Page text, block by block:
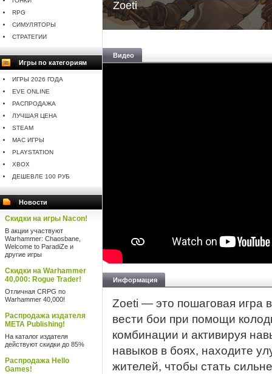
RPG
СИМУЛЯТОРЫ
СТРАТЕГИИ
Игры по категориям
ИГРЫ 2026 ГОДА
EVE ONLINE
РАСПРОДАЖА
ЛУЧШАЯ ЦЕНА
STEAM
MAC ИГРЫ
PLAYSTATION
XBOX
ДЕШЕВЛЕ 100 РУБ
Новости
Скидки на игры Nacon!
В акции участвуют
Warhammer: Chaosbane,
Welcome to ParadiZe и
другие игры
Скидки на Warhammer
40,000: Rogue Trader!
Отличная CRPG по
Warhammer 40,000!
Распродажа издателя
META Publishing!
На каталог издателя
действуют скидки до 85%
Распродажа Hello
Games!
Zoeti
Видео
Информация
Zoeti — это пошаговая игра
вести бои при помощи
комбинации и активируя
навыков в боях, находите
жителей, чтобы стать